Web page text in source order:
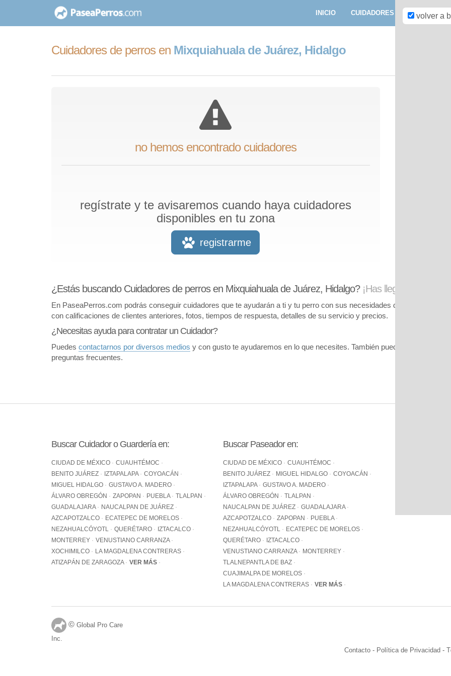
contenido
INICIO CUIDADORES
Cuidadores de perros en Mixquiahuala de Juárez, Hidalgo
no hemos encontrado cuidadores
regístrate y te avisaremos cuando haya cuidadores
disponibles en tu zona
registrarme
volver a
¿Estás buscando Cuidadores de perros en Mixquiahuala de Juárez, Hidalgo? ¡Has llegado al lugar
En PaseaPerros.com podrás conseguir cuidadores que te ayudarán a ti y tu perro con sus necesidades de cuidado.
con calificaciones de clientes anteriores, fotos, tiempos de respuesta, detalles de su servicio y precios.
¿Necesitas ayuda para contratar un Cuidador?
Puedes contactarnos por diversos medios y con gusto te ayudaremos en lo que necesites. También puedes visitar
preguntas frecuentes.
Buscar Cuidador o Guardería en:
CIUDAD DE MÉXICO
CUAUHTÉMOC
BENITO JUÁREZ
IZTAPALAPA
COYOACÁN
MIGUEL HIDALGO
GUSTAVO A. MADERO
ÁLVARO OBREGÓN
ZAPOPAN PUEBLA
TLALPAN
GUADALAJARA
NAUCALPAN DE JUÁREZ
AZCAPOTZALCO
ECATEPEC DE MORELOS
NEZAHUALCÓYOTL
QUERÉTARO
IZTACALCO
MONTERREY
VENUSTIANO CARRANZA
XOCHIMILCO
LA MAGDALENA CONTRERAS
ATIZAPÁN DE ZARAGOZA
VER MÁS
Buscar Paseador en:
CIUDAD DE MÉXICO
CUAUHTÉMOC
BENITO JUÁREZ
MIGUEL HIDALGO
COYOACÁN
IZTAPALAPA
GUSTAVO A. MADERO
ÁLVARO OBREGÓN
TLALPAN
NAUCALPAN DE JUÁREZ
GUADALAJARA
AZCAPOTZALCO
ZAPOPAN
PUEBLA
NEZAHUALCÓYOTL
ECATEPEC DE MORELOS
QUERÉTARO
IZTACALCO
VENUSTIANO CARRANZA
MONTERREY
TLALNEPANTLA DE BAZ
CUAJIMALPA DE MORELOS
LA MAGDALENA CONTRERAS
VER MÁS
Contacto - Política de Privacidad -
© Global Pro Care
Inc.